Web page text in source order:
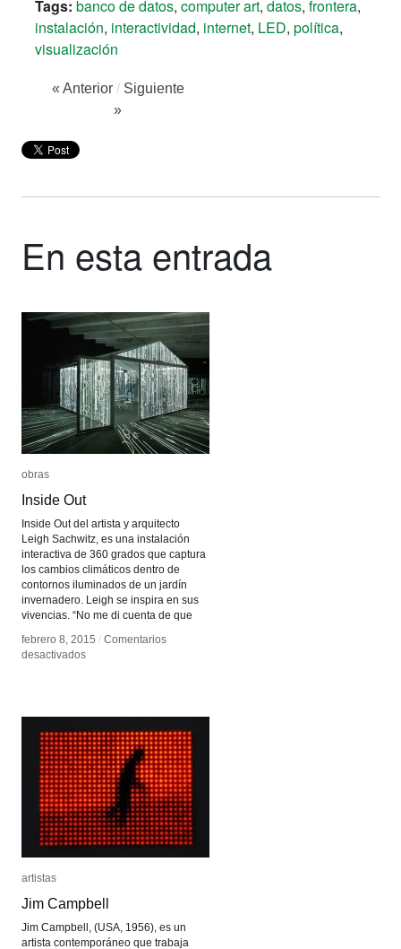
Tags: banco de datos, computer art, datos, frontera,
instalación, interactividad, internet, LED, política,
visualización
« Anterior / Siguiente
»
En esta entrada
obras
Inside Out
Inside Out del artista y arquitecto
Leigh Sachwitz, es una instalación
interactiva de 360 grados que captura
los cambios climáticos dentro de
contornos iluminados de un jardín
invernadero. Leigh se inspira en sus
vivencias. “No me di cuenta de que
febrero 8, 2015 / Comentarios
desactivadosen
obras
Inside Out
febrero 8, 2015 / Comentarios
desactivadosen
artistas
Jim Campbell
Jim Campbell, (USA, 1956), es un
artista contemporáneo que trabaja
artistas
Jim Campbell